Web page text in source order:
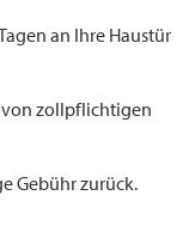
an Ihre Haustür
von zollpflichtigen
Gebühr zurück.